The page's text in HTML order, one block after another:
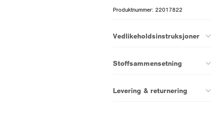
Produktnummer: 22017822
Vedlikeholdsinstruksjoner
Stoffsammensetning
Levering & returnering